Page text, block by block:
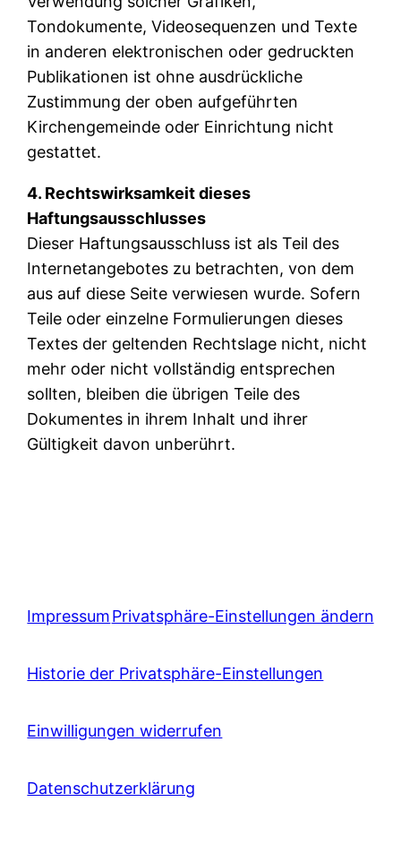
Tondokumente, Videosequenzen und Texte
in anderen elektronischen oder gedruckten
Publikationen ist ohne ausdrückliche
Zustimmung der oben aufgeführten
Kirchengemeinde oder Einrichtung nicht
gestattet.
4. Rechtswirksamkeit dieses
Haftungsausschlusses
Dieser Haftungsausschluss ist als Teil des
Internetangebotes zu betrachten, von dem
aus auf diese Seite verwiesen wurde. Sofern
Teile oder einzelne Formulierungen dieses
Textes der geltenden Rechtslage nicht, nicht
mehr oder nicht vollständig entsprechen
sollten, bleiben die übrigen Teile des
Dokumentes in ihrem Inhalt und ihrer
Gültigkeit davon unberührt.
ImpressumPrivatsphäre-Einstellungen ändern
Historie der Privatsphäre-Einstellungen
Einwilligungen widerrufen
Datenschutzerklärung